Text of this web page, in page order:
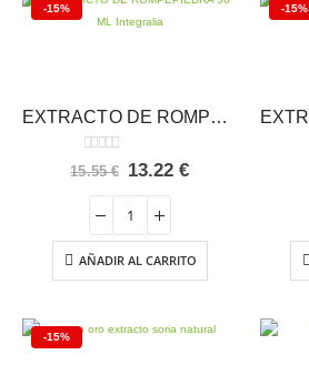
-15%
EXTRACTO DE ROMPEPIEDRA 50 ML Integralia
0 out of 5
15.55€ El
era:
15.55 €.
13.22€El
13.22 €.
AÑADIR AL CARRITO
-15%
-15%